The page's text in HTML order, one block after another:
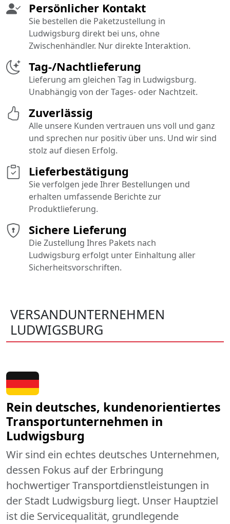
Sichere Lieferung
Die Zustellung Ihres Pakets nach
Ludwigsburg erfolgt unter Einhaltung aller
Sicherheitsvorschriften.
Tag-/Nachtlieferung
Lieferung am gleichen Tag in Ludwigsburg.
Unabhängig von der Tages- oder Nachtzeit.
Persönlicher Kontakt
Sie bestellen die Paketzustellung in
Ludwigsburg direkt bei uns, ohne
Zwischenhändler. Nur direkte Interaktion.
Lieferbestätigung
Sie verfolgen jede Ihrer Bestellungen und
erhalten umfassende Berichte zur
Produktlieferung.
Zuverlässig
Alle unsere Kunden vertrauen uns voll und ganz
und sprechen nur positiv über uns. Und wir sind
stolz auf diesen Erfolg.
VERSANDUNTERNEHMEN
LUDWIGSBURG
Rein deutsches, kundenorientiertes
Transportunternehmen in
Ludwigsburg
Wir sind ein echtes deutsches Unternehmen,
dessen Fokus auf der Erbringung
hochwertiger Transportdienstleistungen in
der Stadt Ludwigsburg liegt. Unser Hauptziel
ist die Servicequalität, grundlegende